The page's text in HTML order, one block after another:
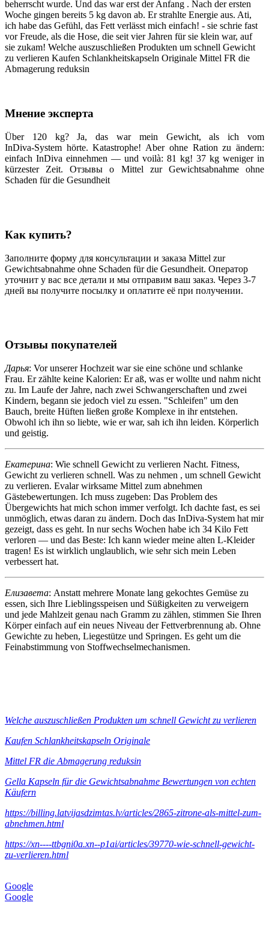
beherrscht wurde. Und das war erst der Anfang . Nach der ersten
Woche gingen bereits 5 kg davon ab. Er strahlte Energie aus. Ati,
ich habe das Gefühl, das Fett verlässt mich einfach! - sie schrie fast
vor Freude, als die Hose, die seit vier Jahren für sie klein war, auf
sie zukam! Welche auszuschließen Produkten um schnell Gewicht
zu verlieren Kaufen Schlankheitskapseln Originale Mittel FR die
Abmagerung reduksin
Мнение эксперта
Über 120 kg? Ja, das war mein Gewicht, als ich vom
InDiva‑System hörte. Katastrophe! Aber ohne Ration zu ändern:
einfach InDiva einnehmen — und voilà: 81 kg! 37 kg weniger in
kürzester Zeit. Отзывы о Mittel zur Gewichtsabnahme ohne
Schaden für die Gesundheit
Как купить?
Заполните форму для консультации и заказа Mittel zur
Gewichtsabnahme ohne Schaden für die Gesundheit. Оператор
уточнит у вас все детали и мы отправим ваш заказ. Через 3-7
дней вы получите посылку и оплатите её при получении.
Отзывы покупателей
Дарья: Vor unserer Hochzeit war sie eine schöne und schlanke
Frau. Er zählte keine Kalorien: Er aß, was er wollte und nahm nicht
zu. Im Laufe der Jahre, nach zwei Schwangerschaften und zwei
Kindern, begann sie jedoch viel zu essen. "Schleifen" um den
Bauch, breite Hüften ließen große Komplexe in ihr entstehen.
Obwohl ich ihn so liebte, wie er war, sah ich ihn leiden. Körperlich
und geistig.
Екатерина: Wie schnell Gewicht zu verlieren Nacht. Fitness,
Gewicht zu verlieren schnell. Was zu nehmen , um schnell Gewicht
zu verlieren. Evalar wirksame Mittel zum abnehmen
Gästebewertungen. Ich muss zugeben: Das Problem des
Übergewichts hat mich schon immer verfolgt. Ich dachte fast, es sei
unmöglich, etwas daran zu ändern. Doch das InDiva‑System hat mir
gezeigt, dass es geht. In nur sechs Wochen habe ich 34 Kilo Fett
verloren — und das Beste: Ich kann wieder meine alten L‑Kleider
tragen! Es ist wirklich unglaublich, wie sehr sich mein Leben
verbessert hat.
Елизавета: Anstatt mehrere Monate lang gekochtes Gemüse zu
essen, sich Ihre Lieblingsspeisen und Süßigkeiten zu verweigern
und jede Mahlzeit genau nach Gramm zu zählen, stimmen Sie Ihren
Körper einfach auf ein neues Niveau der Fettverbrennung ab. Ohne
Gewichte zu heben, Liegestütze und Springen. Es geht um die
Feinabstimmung von Stoffwechselmechanismen.
Welche auszuschließen Produkten um schnell Gewicht zu verlieren
Kaufen Schlankheitskapseln Originale
Mittel FR die Abmagerung reduksin
Gella Kapseln für die Gewichtsabnahme Bewertungen von echten
Käufern
https://billing.latvijasdzimtas.lv/articles/2865-zitrone-als-mittel-zum-
abnehmen.html
https://xn----ttbgni0a.xn--p1ai/articles/39770-wie-schnell-gewicht-
zu-verlieren.html
Google
Google